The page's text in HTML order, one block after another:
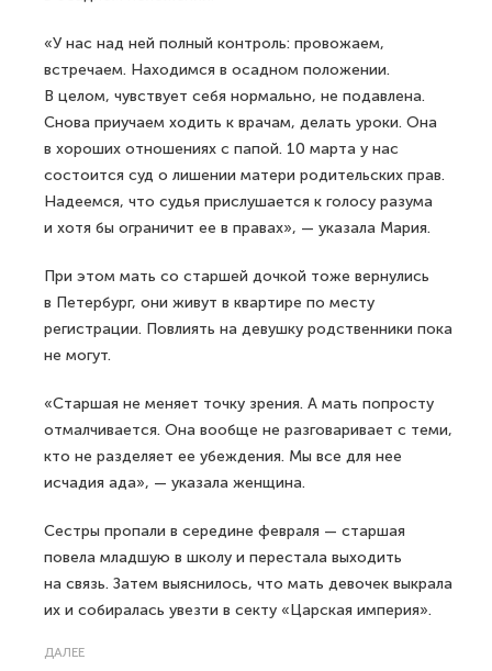
«У нас над ней полный контроль: провожаем,
встречаем. Находимся в осадном положении.
В целом, чувствует себя нормально, не подавлена.
Снова приучаем ходить к врачам, делать уроки. Она
в хороших отношениях с папой. 10 марта у нас
состоится суд о лишении матери родительских прав.
Надеемся, что судья прислушается к голосу разума
и хотя бы ограничит ее в правах», — указала Мария.
При этом мать со старшей дочкой тоже вернулись
в Петербург, они живут в квартире по месту
регистрации. Повлиять на девушку родственники пока
не могут.
«Старшая не меняет точку зрения. А мать попросту
отмалчивается. Она вообще не разговаривает с теми,
кто не разделяет ее убеждения. Мы все для нее
исчадия ада», — указала женщина.
Сестры пропали в середине февраля — старшая
повела младшую в школу и перестала выходить
на связь. Затем выяснилось, что мать девочек выкрала
их и собиралась увезти в секту «Царская империя».
ДАЛЕЕ